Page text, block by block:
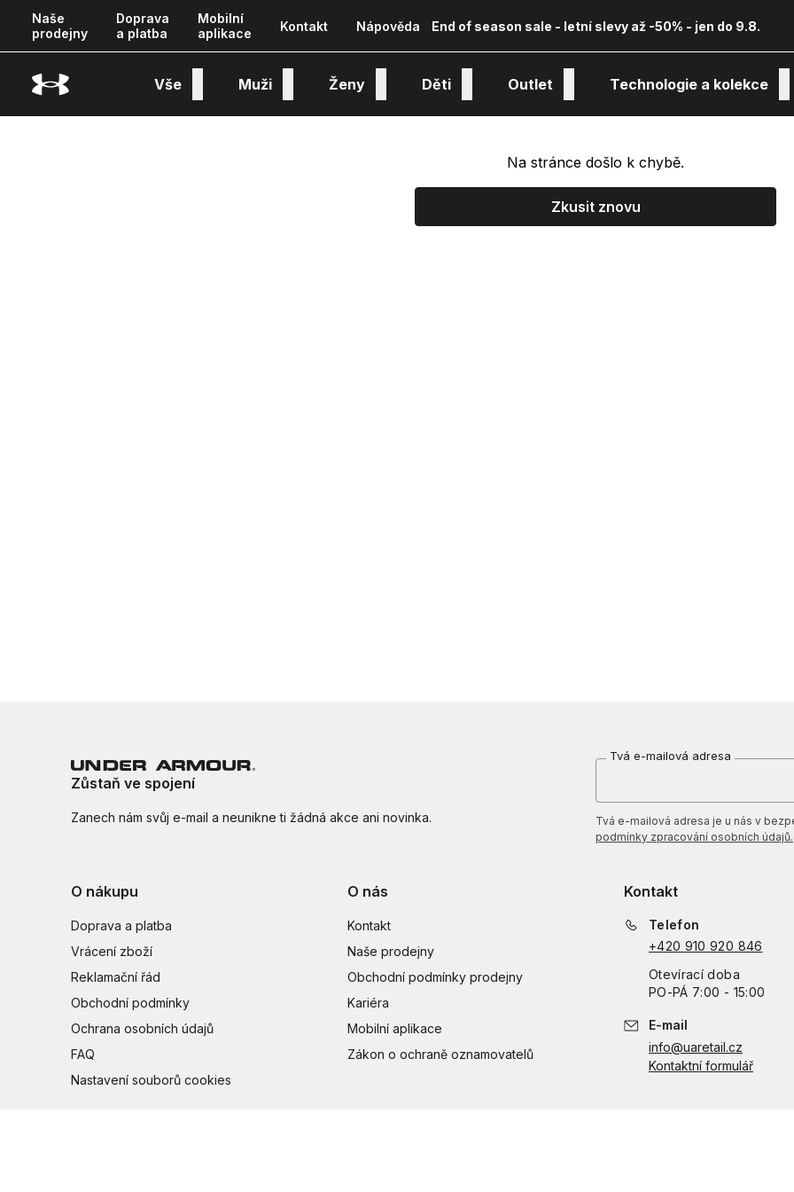
Naše
prodejny
Doprava
a platba
Mobilní
aplikace
Kontakt Nápověda End of season sale - letní slevy až -50% - jen do 9.8.
Vše Muži Ženy Děti Outlet Technologie a kolekce
Na stránce došlo k chybě.
Zkusit znovu
Zůstaň ve spojení
Zanech nám svůj e-mail a neunikne ti žádná akce ani novinka.
Tvá e-mailová adresa
Tvá e-mailová adresa je u nás v
podmínky zpracování osobních údajů.
O nákupu
Doprava a platba
Vrácení zboží
Reklamační řád
Obchodní podmínky
Ochrana osobních údajů
FAQ
Nastavení souborů cookies
O nás
Kontakt
Naše prodejny
Obchodní podmínky prodejny
Kariéra
Mobilní aplikace
Zákon o ochraně oznamovatelů
Kontakt
Telefon
+420 910 920 846
Otevírací doba
PO-PÁ 7:00 - 15:00
E-mail
info@uaretail.cz
Kontaktní formulář